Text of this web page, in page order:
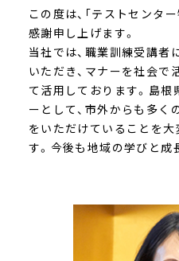
この度は、｢テストセンタ
感謝申し上げます。
当社では、職業訓練受講
いただき、マナーを社会で
て活用しております。島
ーとして、市外からも多く
をいただけていることを
す。今後も地域の学びと成